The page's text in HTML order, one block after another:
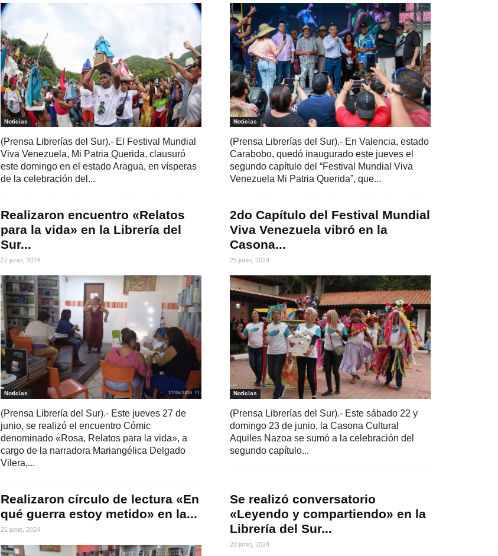
Noticias
(Prensa Librerías del Sur).- El Festival Mundial
Viva Venezuela, Mi Patria Querida, clausuró
este domingo en el estado Aragua, en vísperas
de la celebración del...
Noticias
(Prensa Librerías del Sur).- En Valencia, estado
Carabobo, quedó inaugurado este jueves el
segundo capítulo del “Festival Mundial Viva
Venezuela Mi Patria Querida”, que...
Realizaron encuentro «Relatos
para la vida» en la Librería del
Sur...
27 junio, 2024
Noticias
(Prensa Librería del Sur).- Este jueves 27 de
junio, se realizó el encuentro Cómic
denominado «Rosa, Relatos para la vida», a
cargo de la narradora Mariangélica Delgado
Vilera,...
2do Capítulo del Festival Mundial
Viva Venezuela vibró en la
Casona...
25 junio, 2024
Noticias
(Prensa Librerías del Sur).- Este sábado 22 y
domingo 23 de junio, la Casona Cultural
Aquiles Nazoa se sumó a la celebración del
segundo capítulo...
Realizaron círculo de lectura «En
qué guerra estoy metido» en la...
21 junio, 2024
Se realizó conversatorio
«Leyendo y compartiendo» en la
Librería del Sur...
20 junio, 2024